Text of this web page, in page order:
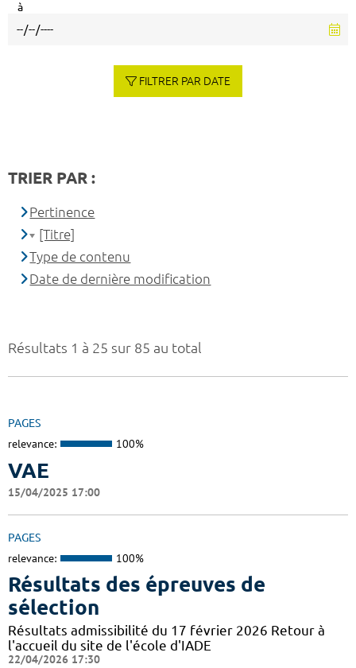
Résultats 1 à 25 sur 85 au total
PAGES
relevance: 100%
VAE
15/04/2025 17:00
PAGES
relevance: 100%
Résultats des épreuves de
sélection
Résultats admissibilité du 17 février 2026 Retour à
l'accueil du site de l'école d'IADE
22/04/2026 17:30
à
FILTRER PAR DATE
TRIER PAR :
Pertinence
[Titre]
Type de contenu
Date de dernière modification